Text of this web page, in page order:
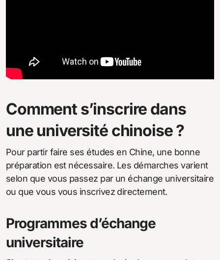
Comment s’inscrire dans
une université chinoise ?
Pour partir faire ses études en Chine, une bonne
préparation est nécessaire. Les démarches varient
selon que vous passez par un échange universitaire
ou que vous vous inscrivez directement.
Programmes d’échange
universitaire